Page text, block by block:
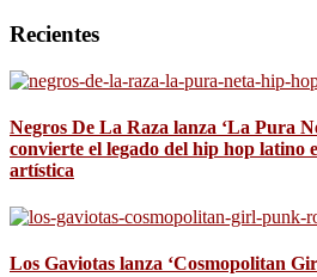
Recientes
Negros De La Raza lanza ‘La Pura
convierte el legado del hip hop latino
artística
Los Gaviotas lanza ‘Cosmopolitan